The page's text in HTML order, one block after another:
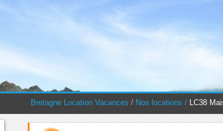
You are here:
Bretagne Location Vacances / Nos locations / LC38